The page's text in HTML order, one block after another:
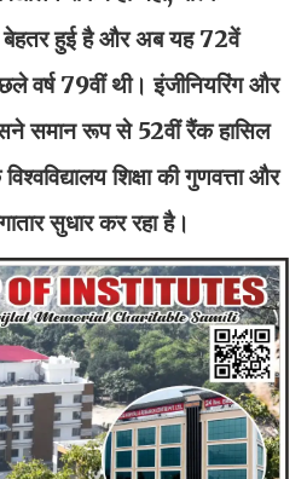
हुई है और अब यह 72वें
वर्ष 79वीं थी। इंजीनियरिंग और
समान रूप से 52वीं रैंक हासिल
शिक्षा की गुणवत्ता और
सुधार कर रहा है।